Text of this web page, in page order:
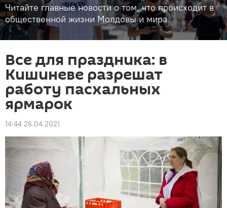
Читайте главные новости о том, что происходит в
общественной жизни Молдовы и мира.
Все для праздника: в
Кишиневе разрешат
работу пасхальных
ярмарок
14:44 26.04.2021